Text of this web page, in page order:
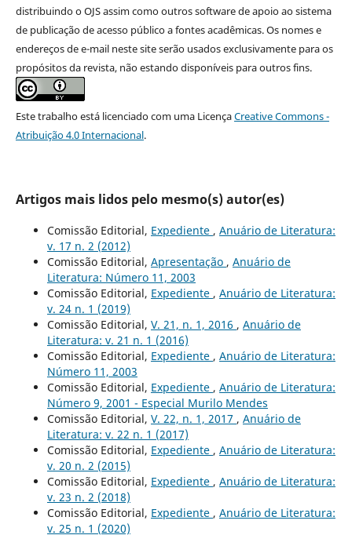
distribuindo o OJS assim como outros software de apoio ao sistema
de publicação de acesso público a fontes acadêmicas. Os nomes e
endereços de e-mail neste site serão usados exclusivamente para os
propósitos da revista, não estando disponíveis para outros fins.
Este trabalho está licenciado com uma LicençaCreative Commons -
Atribuição 4.0 Internacional.
Artigos mais lidos pelo mesmo(s) autor(es)
Comissão Editorial, Expediente , Anuário de Literatura:
v. 17 n. 2 (2012)
Comissão Editorial, Apresentação , Anuário de
Literatura: Número 11, 2003
Comissão Editorial, Expediente , Anuário de Literatura:
v. 24 n. 1 (2019)
Comissão Editorial, V. 21, n. 1, 2016 , Anuário de
Literatura: v. 21 n. 1 (2016)
Comissão Editorial, Expediente , Anuário de Literatura:
Número 11, 2003
Comissão Editorial, Expediente , Anuário de Literatura:
Número 9, 2001 - Especial Murilo Mendes
Comissão Editorial, V. 22, n. 1, 2017 , Anuário de
Literatura: v. 22 n. 1 (2017)
Comissão Editorial, Expediente , Anuário de Literatura:
v. 20 n. 2 (2015)
Comissão Editorial, Expediente , Anuário de Literatura:
v. 23 n. 2 (2018)
Comissão Editorial, Expediente , Anuário de Literatura:
v. 25 n. 1 (2020)